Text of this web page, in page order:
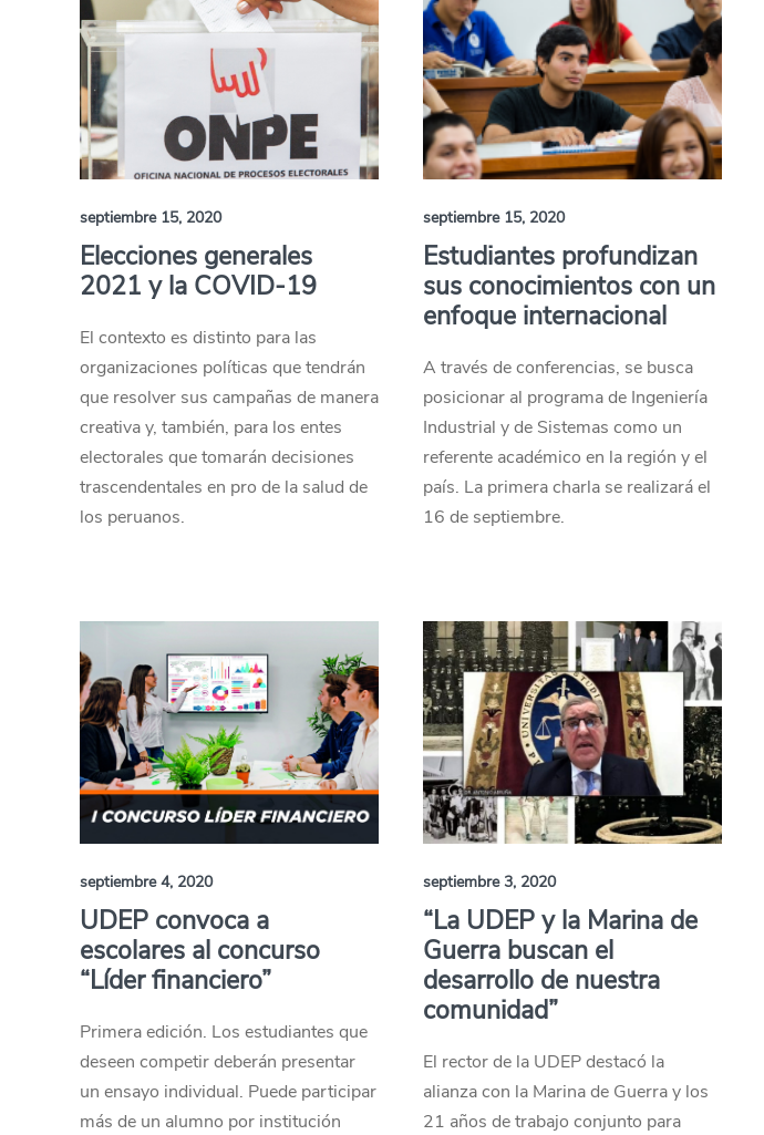
septiembre 15, 2020
Elecciones generales
2021 y la COVID-19
El contexto es distinto para las
organizaciones políticas que tendrán
que resolver sus campañas de manera
creativa y, también, para los entes
electorales que tomarán decisiones
trascendentales en pro de la salud de
los peruanos.
septiembre 15, 2020
Estudiantes profundizan
sus conocimientos con un
enfoque internacional
A través de conferencias, se busca
posicionar al programa de Ingeniería
Industrial y de Sistemas como un
referente académico en la región y el
país. La primera charla se realizará el
16 de septiembre.
septiembre 4, 2020
UDEP convoca a
escolares al concurso
“Líder financiero”
Primera edición. Los estudiantes que
deseen competir deberán presentar
un ensayo individual. Puede participar
más de un alumno por institución
septiembre 3, 2020
“La UDEP y la Marina de
Guerra buscan el
desarrollo de nuestra
comunidad”
El rector de la UDEP destacó la
alianza con la Marina de Guerra y los
21 años de trabajo conjunto para